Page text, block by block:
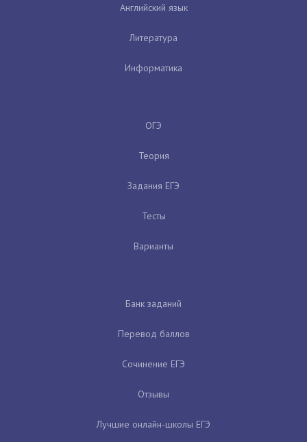
Английский язык
Литература
Информатика
ОГЭ
Теория
Задания ЕГЭ
Тесты
Варианты
Банк заданий
Перевод баллов
Сочинение ЕГЭ
Отзывы
Лучшие онлайн-школы ЕГЭ